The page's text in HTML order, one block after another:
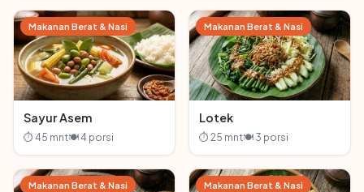
Makanan Berat & Nasi
Sayur Asem
⏱ 45 mnt🍽 4 porsi
Makanan Berat & Nasi
Lotek
⏱ 25 mnt🍽 3 porsi
Makanan Berat & Nasi Makanan Berat & Nasi